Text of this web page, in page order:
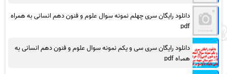
دانلود رایگان سری چهلم نمونه سوال علوم و فنون دهم انسانی به همراه
pdf
دانلود رایگان سری سی و یکم نمونه سوال علوم و فنون دهم انسانی به
همراه pdf